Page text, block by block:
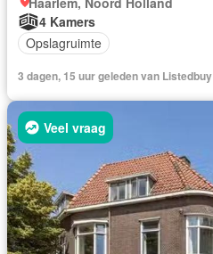
4 Kamers
Opslagruimte
3 dagen, 15 uur geleden van Listedbuy
Veel vraag